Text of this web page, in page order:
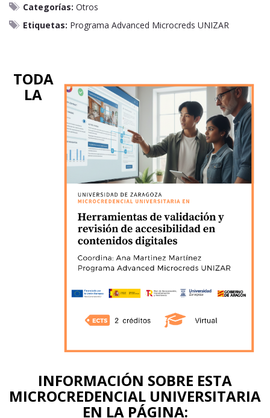
Categorías: Otros
Etiquetas: Programa Advanced Microcreds UNIZAR
TODA
LA
INFORMACIÓN SOBRE ESTA
MICROCREDENCIAL UNIVERSITARIA
EN LA PÁGINA: